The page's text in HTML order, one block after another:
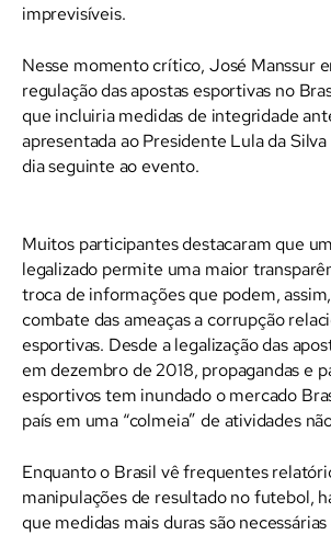
imprevisíveis.
Nesse momento crítico, José Manssur
regulação das apostas esportivas no
que incluiria medidas de integridade
apresentada ao Presidente Lula da
dia seguinte ao evento.
Muitos participantes destacaram que
legalizado permite uma maior
troca de informações que podem,
combate das ameaças a corrupção
esportivas. Desde a legalização das
em dezembro de 2018, propagandas e
esportivos tem inundado o mercado
país em uma “colmeia” de atividades
Enquanto o Brasil vê frequentes
manipulações de resultado no futebol,
que medidas mais duras são